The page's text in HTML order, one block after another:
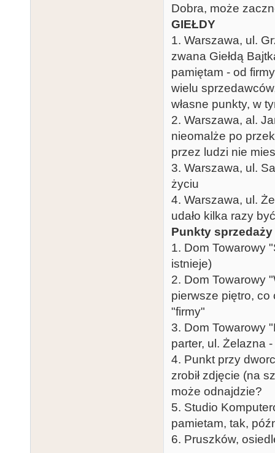
Dobra, może
GIEŁDY
1. Warszawa, ul.
zwana Giełdą
pamiętam - od
wielu
własne punkty, w
2. Warszawa, al.
nieomalże po
przez ludzi nie
3. Warszawa, ul.
życiu
4. Warszawa, ul.
udało kilka razy być
Punkty sprzedaży
1. Dom Towarowy
istnieje)
2. Dom Towarowy
pierwsze piętro, co
"firmy"
3. Dom Towarowy
parter, ul. Żelazna
4. Punkt przy
zrobił zdjęcie (na
może odnajdzie?
5. Studio
pamietam, tak,
6. Pruszków,